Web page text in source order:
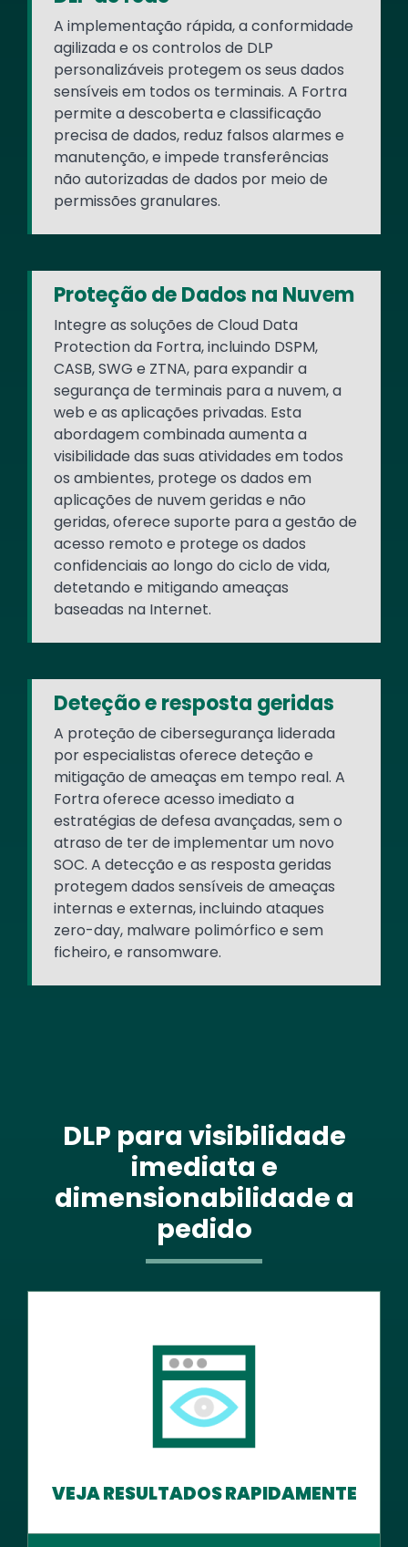
A implementação rápida, a conformidade
agilizada e os controlos de DLP
personalizáveis protegem os seus dados
sensíveis em todos os terminais. A Fortra
permite a descoberta e classificação
precisa de dados, reduz falsos alarmes e
manutenção, e impede transferências
não autorizadas de dados por meio de
permissões granulares.
Proteção de Dados na Nuvem
Integre as soluções de Cloud Data
Protection da Fortra, incluindo DSPM,
CASB, SWG e ZTNA, para expandir a
segurança de terminais para a nuvem, a
web e as aplicações privadas. Esta
abordagem combinada aumenta a
visibilidade das suas atividades em todos
os ambientes, protege os dados em
aplicações de nuvem geridas e não
geridas, oferece suporte para a gestão de
acesso remoto e protege os dados
confidenciais ao longo do ciclo de vida,
detetando e mitigando ameaças
baseadas na Internet.
Deteção e resposta geridas
A proteção de cibersegurança liderada
por especialistas oferece deteção e
mitigação de ameaças em tempo real. A
Fortra oferece acesso imediato a
estratégias de defesa avançadas, sem o
atraso de ter de implementar um novo
SOC. A detecção e as resposta geridas
protegem dados sensíveis de ameaças
internas e externas, incluindo ataques
zero-day, malware polimórfico e sem
ficheiro, e ransomware.
DLP para visibilidade
imediata e
dimensionabilidade a
pedido
VEJA RESULTADOS RAPIDAMENTE